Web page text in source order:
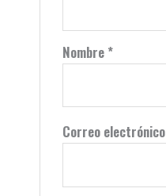
Nombre *
Correo electrónico